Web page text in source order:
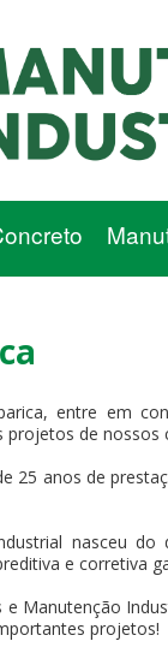
entre em
de nossos
anos de
nasceu
e corretiva
e Manutenção
projetos!